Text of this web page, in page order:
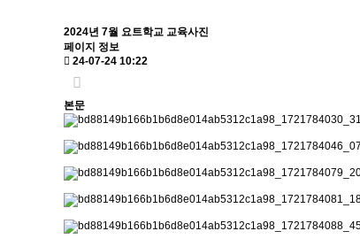
2024년 7월 요트학교 교육사진
페이지 정보
24-07-24 10:22
본문